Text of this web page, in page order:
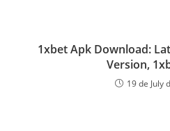
1xbet Apk Download:
Version,
19 de July